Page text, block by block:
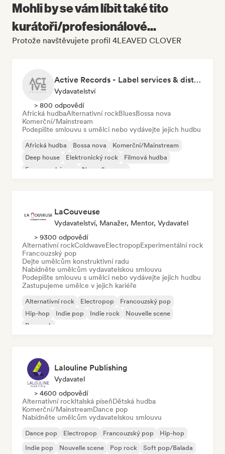
Mohli by se vám líbit také tito
kurátoři/profesionálové...
Protože navštěvujete profil 4LEAVED CLOVER
Active Records - Label services & distribution
Vydavatelství
> 800 odpovědí
Africká hudbaAlternativní rockBluesBossa nova
Komerční/Mainstream
Podepište smlouvu s umělci nebo vydávejte jejich hudbu
Africká hudba Bossa nova
Komerční/Mainstream
Deep house
Elektronický rock
Filmová hudba
Francouzský pop
Nouvelle scene
LaCouveuse
Vydavatelství, Manažer, Mentor, Vydavatel
> 9300 odpovědí
Alternativní rockColdwaveElectropopExperimentální rock
Francouzský pop
Dejte umělcům konstruktivní radu
Nabídněte umělcům vydavatelskou smlouvu
Podepište smlouvu s umělci nebo vydávejte jejich hudbu
Zastupujeme umělce v jejich kariéře
Alternativní rock Electropop
Francouzský pop
Hip-hop
Indie pop Indie rock
Nouvelle scene
Pop rock
Lalouline Publishing
Vydavatel
> 4600 odpovědí
Alternativní rockItalská píseňDětská hudba
Komerční/MainstreamDance pop
Nabídněte umělcům vydavatelskou smlouvu
Dance pop Electropop Francouzský pop
Hip-hop
Indie pop
Nouvelle scene Pop rock Soft pop/Balada